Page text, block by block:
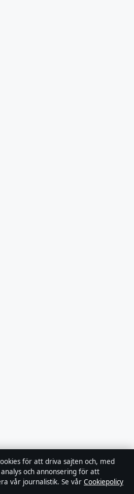
för att driva sajten och, med
och annonsering för att
vår journalistik. Se vår Cookiepolicy